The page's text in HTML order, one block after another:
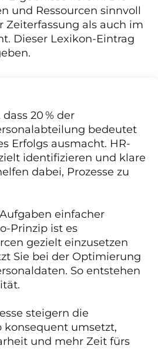
und Ressourcen sinnvoll
Zeiterfassung als auch im
Dieser Lexikon-Eintrag
20 % der
bedeutet
Erfolgs ausmacht. HR-
identifizieren und klare
dabei, Prozesse zu
einfacher
Prinzip ist es
gezielt einzusetzen
Sie bei der Optimierung
So entstehen
steigern die
konsequent umsetzt,
und mehr Zeit fürs